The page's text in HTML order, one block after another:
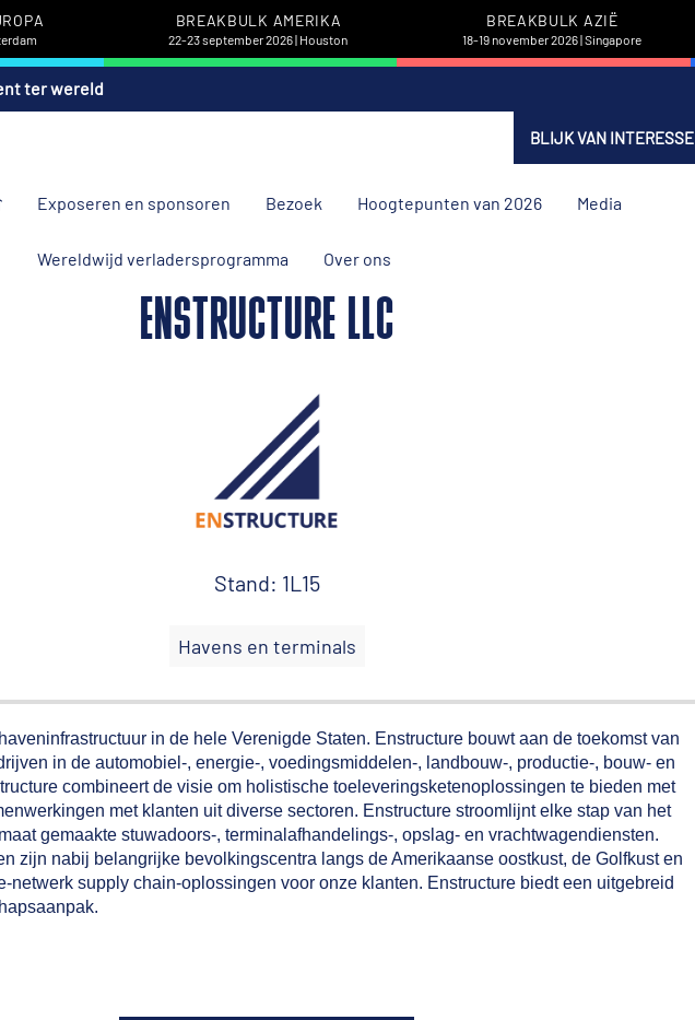
BREAKBULK AMERIKA
22-23 september 2026 | Houston
BREAKBULK AZIË
18-19 november 2026 | Singapore
ter wereld
BLIJK VAN INTERESSE
Exposeren en sponsoren Bezoek Hoogtepunten van 2026 Media
Wereldwijd verladersprogramma Over ons
ENSTRUCTURE LLC
Stand: 1L15
Havens en terminals
in de hele Verenigde Staten. Enstructure bouwt aan de toekomst van
in de automobiel-, energie-, voedingsmiddelen-, landbouw-, productie-, bouw- en
combineert de visie om holistische toeleveringsketenoplossingen te bieden met
met klanten uit diverse sectoren. Enstructure stroomlijnt elke stap van het
gemaakte stuwadoors-, terminalafhandelings-, opslag- en vrachtwagendiensten.
zijn nabij belangrijke bevolkingscentra langs de Amerikaanse oostkust, de Golfkust en
netwerk supply chain-oplossingen voor onze klanten. Enstructure biedt een uitgebreid